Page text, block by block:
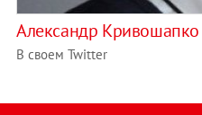
Александр
В своем Twitter